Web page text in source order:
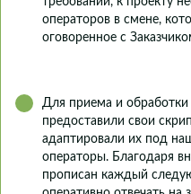
операторов в смене,
оговоренное с
Для приема и
предоставили свои
адаптировали их под
операторы. Благодаря
прописан каждый